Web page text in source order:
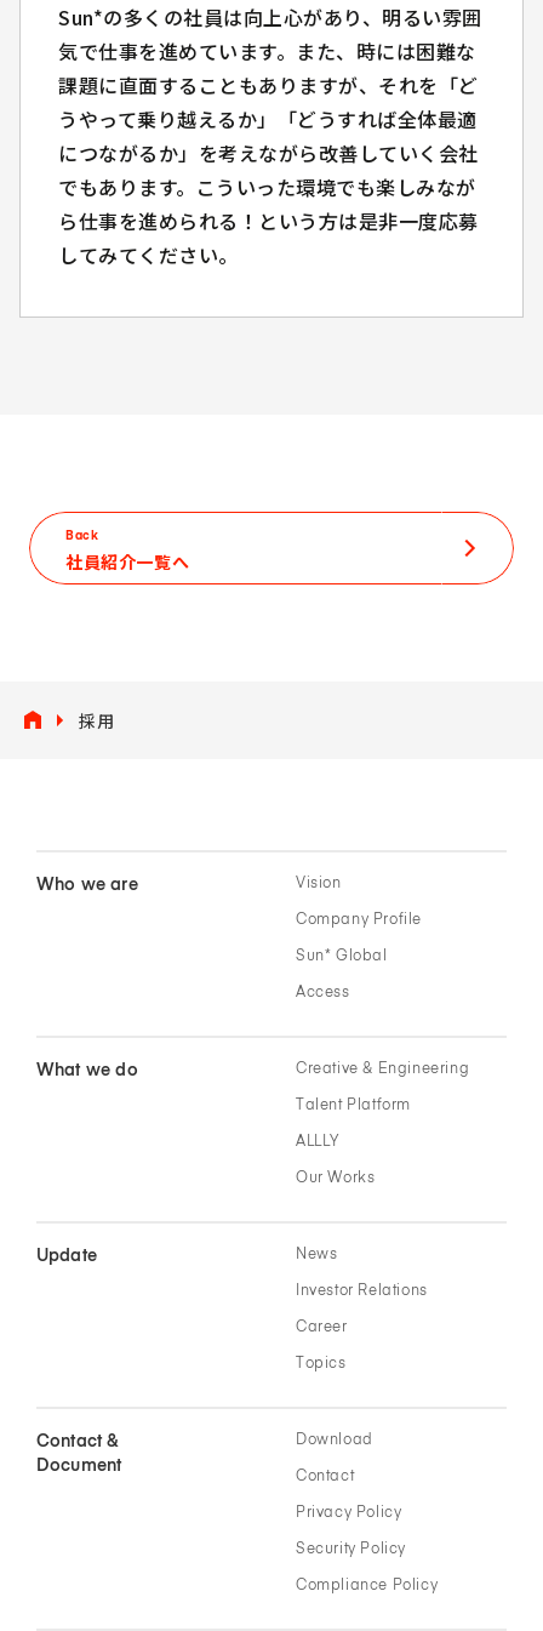
Sun*の多くの社員は向上心があり、明るい雰囲
気で仕事を進めています。また、時には困難な
課題に直面することもありますが、それを「ど
うやって乗り越えるか」「どうすれば全体最適
につながるか」を考えながら改善していく会社
でもあります。こういった環境でも楽しみなが
ら仕事を進められる！という方は是非一度応募
してみてください。
Sun*の多くの社員は向上心があり、明るい雰囲
気で仕事を進めています。また、時には困難な
課題に直面することもありますが、それを「ど
うやって乗り越えるか」「どうすれば全体最適
につながるか」を考えながら改善していく会社
でもあります。こういった環境でも楽しみなが
ら仕事を進められる！という方は是非一度応募
してみてください。
Back
社員紹介一覧へ
採用
Who we are Vision
Company Profile
Sun* Global
Access
What we do Creative & Engineering
Talent Platform
ALLLY
Our Works
Update News
Investor Relations
Career
Topics
Contact &
Document
Download
Contact
Privacy Policy
Security Policy
Compliance Policy